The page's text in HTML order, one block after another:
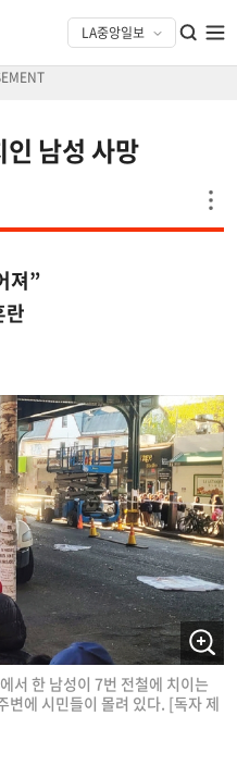
남성 사망
져”
란
서 한 남성이 7번 전철에 치이는
변에 시민들이 몰려 있다. [독자 제